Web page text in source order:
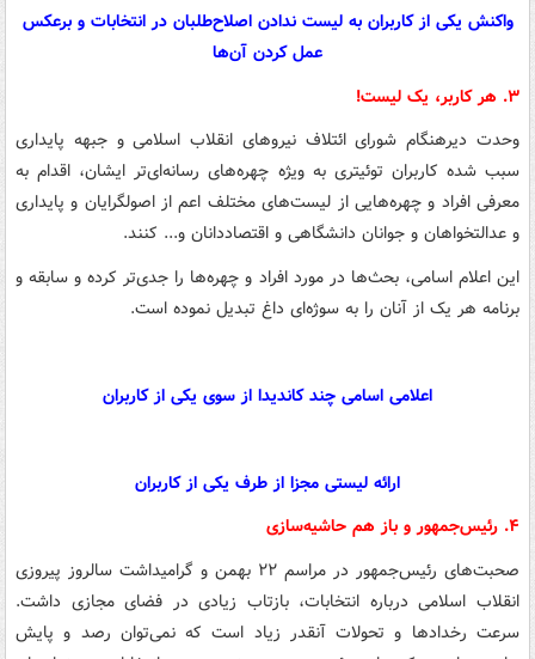
واکنش یکی از کاربران به لیست ندادن اصلاح‌طلبان در انتخابات و برعکس
عمل کردن آن‌ها
۳. هر کاربر، یک لیست!
وحدت دیرهنگام شورای ائتلاف نیروهای انقلاب اسلامی و جبهه پایداری
سبب شده کاربران توئیتری به ویژه چهره‌های رسانه‌ای‌تر ایشان، اقدام به
معرفی افراد و چهره‌هایی از لیست‌های مختلف اعم از اصولگرایان و پایداری
و عدالتخواهان و جوانان دانشگاهی و اقتصاددانان و... کنند.
این اعلام اسامی، بحث‌ها در مورد افراد و چهره‌ها را جدی‌تر کرده و سابقه و
برنامه هر یک از آنان را به سوژه‌ای داغ تبدیل نموده است.
اعلامی اسامی چند کاندیدا از سوی یکی از کاربران
ارائه لیستی مجزا از طرف یکی از کاربران
۴. رئیس‌جمهور و باز هم حاشیه‌سازی
صحبت‌های رئیس‌جمهور در مراسم ۲۲ بهمن و گرامیداشت سالروز پیروزی
انقلاب اسلامی درباره انتخابات، بازتاب زیادی در فضای مجازی داشت.
سرعت رخدادها و تحولات آنقدر زیاد است که نمی‌توان رصد و پایش